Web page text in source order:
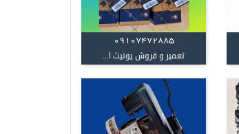
09107472885
تعمیر و فروش یونیت ا...